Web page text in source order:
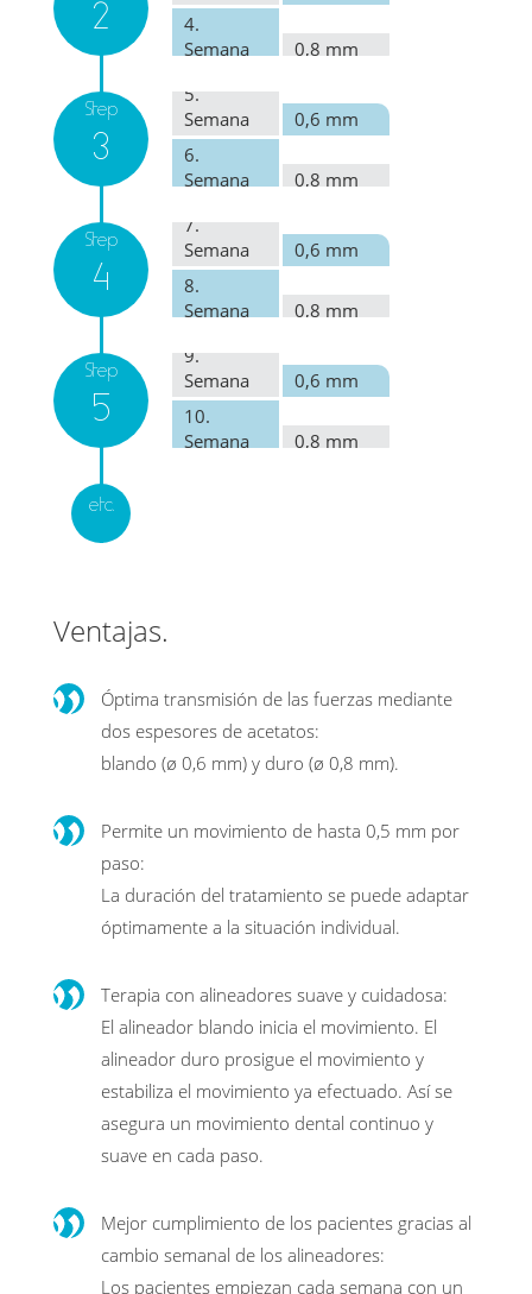
2
4.
Semana
0,8 mm
Step
3
5.
Semana
0,6 mm
6.
Semana
0,8 mm
Step
4
7.
Semana
0,6 mm
8.
Semana
0,8 mm
Step
5
9.
Semana
0,6 mm
10.
Semana
0,8 mm
etc.
Ventajas.
Óptima transmisión de las fuerzas mediante
dos espesores de acetatos:
blando (ø 0,6 mm) y duro (ø 0,8 mm).
Permite un movimiento de hasta 0,5 mm por
paso:
La duración del tratamiento se puede adaptar
óptimamente a la situación individual.
Terapia con alineadores suave y cuidadosa:
El alineador blando inicia el movimiento. El
alineador duro prosigue el movimiento y
estabiliza el movimiento ya efectuado. Así se
asegura un movimiento dental continuo y
suave en cada paso.
Mejor cumplimiento de los pacientes gracias al
cambio semanal de los alineadores:
Los pacientes empiezan cada semana con un